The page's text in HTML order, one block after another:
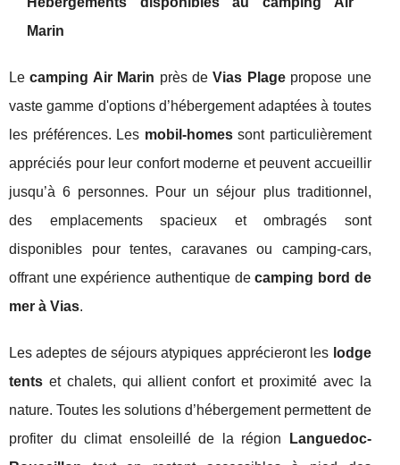
Marin
Lecamping Air Marin près deVias Plagepropose une
vaste gamme d'options d’hébergement adaptées à toutes
les préférences. Les mobil-homessont particulièrement
appréciés pour leur confort moderne et peuvent accueillir
jusqu’à 6 personnes. Pour un séjour plus traditionnel,
des emplacements spacieux et ombragés sont
disponibles pour tentes, caravanes ou camping-cars,
offrant une expérience authentique decamping bord de
mer à Vias.
Les adeptes de séjours atypiques apprécieront les lodge
tents et chalets, qui allient confort et proximité avec la
nature. Toutes les solutions d’hébergement permettent de
profiter du climat ensoleillé de la région
Languedoc-